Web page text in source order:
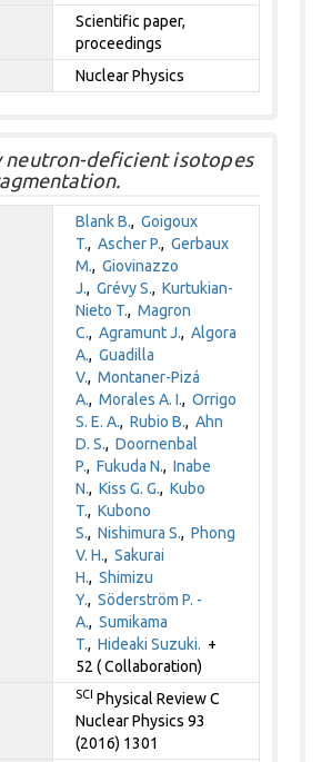
Scientific paper,
proceedings
Nuclear Physics
neutron-deficient isotopes
Blank B.,Goigoux
T.,Ascher P.,Gerbaux
M.,Giovinazzo
J.,Grévy S.,Kurtukian-
Nieto T.,Magron
C.,Agramunt J.,Algora
A.,Guadilla
V.,Montaner-Pizá
A.,Morales A. I.,Orrigo
S. E. A.,Rubio B.,Ahn
D. S.,Doornenbal
P.,Fukuda N.,Inabe
N.,Kiss G. G.,Kubo
T.,Kubono
S.,Nishimura S.,Phong
V. H.,Sakurai
H.,Shimizu
Y.,Söderström P. -
A.,Sumikama
T.,Hideaki Suzuki. +
52 ( Collaboration)
SCI Physical Review C
Nuclear Physics 93
(2016) 1301